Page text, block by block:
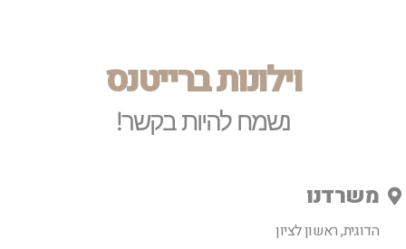
וילונות ברייטנס
נשמח להיות בקשר!
משרדנו
הדוגית, ראשון לציון